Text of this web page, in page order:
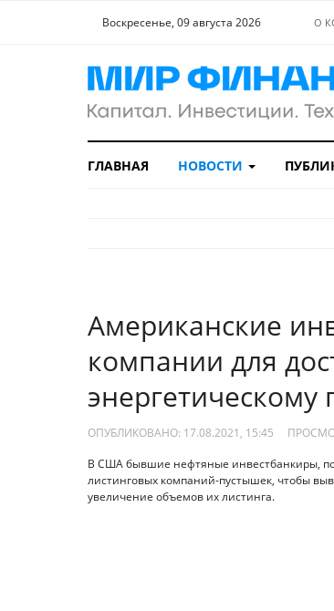
Воскресенье, 09 августа 2026 О
ГЛАВНАЯ НОВОСТИ
Американские
компании для
энергетическому
ОПУБЛИКОВАНО: 17.08.2021, 15:45
В США бывшие нефтяные инвестбанкиры,
листинговых компаний-пустышек, чтобы
увеличение объемов их листинга.